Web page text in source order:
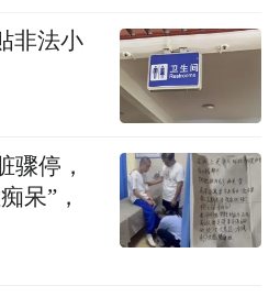
非法小
骤停，
呆”，